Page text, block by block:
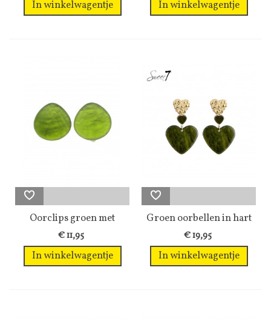
In winkelwagentje In winkelwagentje
Oorclips groen met
een...
€ 11,95
In winkelwagentje
Groen oorbellen in hart
vorm en...
€ 19,95
In winkelwagentje